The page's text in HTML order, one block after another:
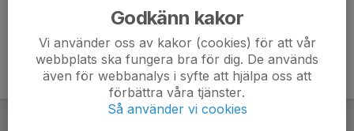
Godkänn kakor
Vi använder oss av kakor (cookies) för att vår
webbplats ska fungera bra för dig. De används
även för webbanalys i syfte att hjälpa oss att
förbättra våra tjänster.
Så använder vi cookies